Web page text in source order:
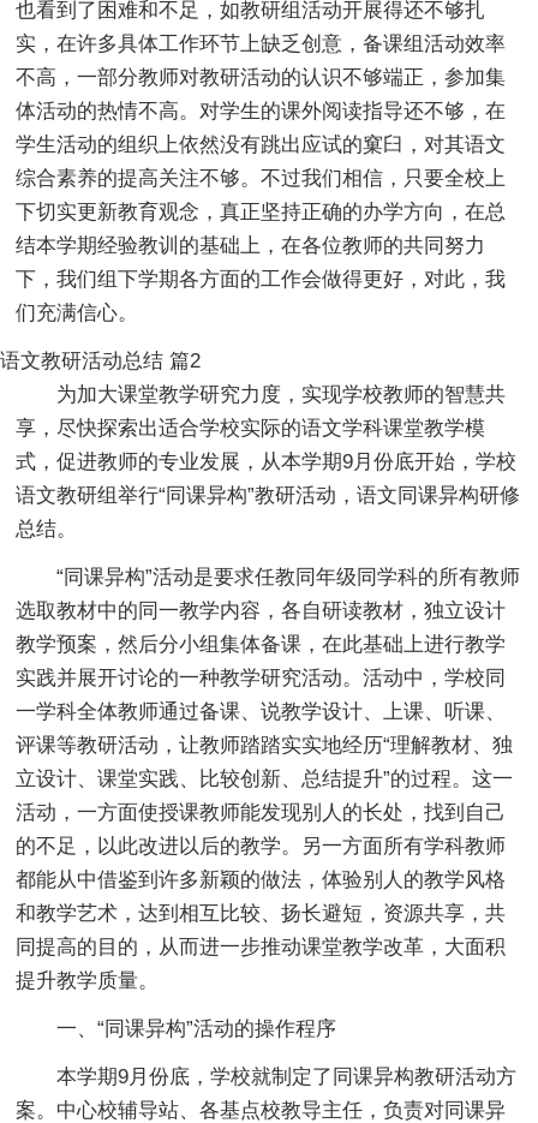
也看到了困难和不足，如教研组活动开展得还不够扎
实，在许多具体工作环节上缺乏创意，备课组活动效率
不高，一部分教师对教研活动的认识不够端正，参加集
体活动的热情不高。对学生的课外阅读指导还不够，在
学生活动的组织上依然没有跳出应试的窠臼，对其语文
综合素养的提高关注不够。不过我们相信，只要全校上
下切实更新教育观念，真正坚持正确的办学方向，在总
结本学期经验教训的基础上，在各位教师的共同努力
下，我们组下学期各方面的工作会做得更好，对此，我
们充满信心。
语文教研活动总结 篇2
为加大课堂教学研究力度，实现学校教师的智慧共
享，尽快探索出适合学校实际的语文学科课堂教学模
式，促进教师的专业发展，从本学期9月份底开始，学校
语文教研组举行“同课异构”教研活动，语文同课异构研修
总结。
“同课异构”活动是要求任教同年级同学科的所有教师
选取教材中的同一教学内容，各自研读教材，独立设计
教学预案，然后分小组集体备课，在此基础上进行教学
实践并展开讨论的一种教学研究活动。活动中，学校同
一学科全体教师通过备课、说教学设计、上课、听课、
评课等教研活动，让教师踏踏实实地经历“理解教材、独
立设计、课堂实践、比较创新、总结提升”的过程。这一
活动，一方面使授课教师能发现别人的长处，找到自己
的不足，以此改进以后的教学。另一方面所有学科教师
都能从中借鉴到许多新颖的做法，体验别人的教学风格
和教学艺术，达到相互比较、扬长避短，资源共享，共
同提高的目的，从而进一步推动课堂教学改革，大面积
提升教学质量。
一、“同课异构”活动的操作程序
本学期9月份底，学校就制定了同课异构教研活动方
案。中心校辅导站、各基点校教导主任，负责对同课异